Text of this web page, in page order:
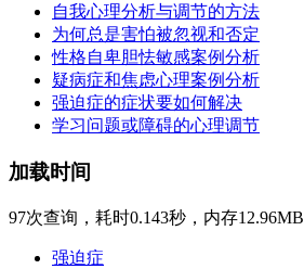
自我心理分析与调节的方法
为何总是害怕被忽视和否定
性格自卑胆怯敏感案例分析
疑病症和焦虑心理案例分析
强迫症的症状要如何解决
学习问题或障碍的心理调节
加载时间
97次查询，耗时0.143秒，内存12.96MB
强迫症